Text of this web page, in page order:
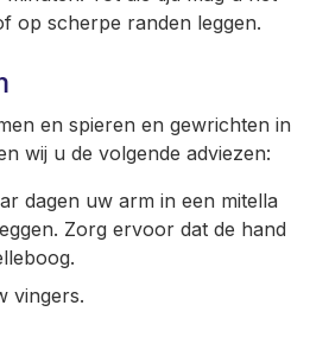
op scherpe randen leggen.
en spieren en gewrichten in
wij u de volgende adviezen:
dagen uw arm in een mitella
Zorg ervoor dat de hand
vingers.